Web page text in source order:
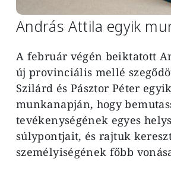
András Attila egyik
A február végén beiktatott
új provinciális mellé
Szilárd és Pásztor Péter
munkanapján, hogy
tevékenységének egyes
súlypontjait, és rajtuk
személyiségének főbb